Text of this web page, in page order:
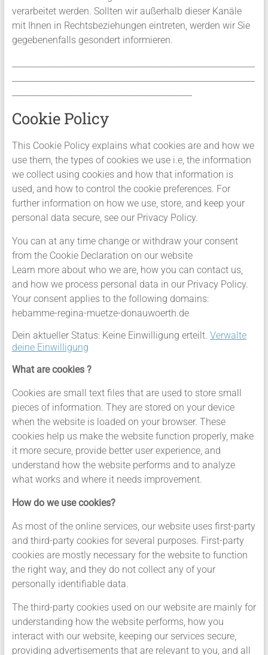
verarbeitet werden. Sollten wir außerhalb dieser Kanäle
mit Ihnen in Rechtsbeziehungen eintreten, werden wir Sie
gegebenenfalls gesondert informieren.
Cookie Policy
This Cookie Policy explains what cookies are and how we
use them, the types of cookies we use i.e, the information
we collect using cookies and how that information is
used, and how to control the cookie preferences. For
further information on how we use, store, and keep your
personal data secure, see our Privacy Policy.
You can at any time change or withdraw your consent
from the Cookie Declaration on our website
Learn more about who we are, how you can contact us,
and how we process personal data in our Privacy Policy.
Your consent applies to the following domains:
hebamme-regina-muetze-donauwoerth.de
Dein aktueller Status: Keine Einwilligung erteilt. Verwalte
deine Einwilligung
What are cookies ?
Cookies are small text files that are used to store small
pieces of information. They are stored on your device
when the website is loaded on your browser. These
cookies help us make the website function properly, make
it more secure, provide better user experience, and
understand how the website performs and to analyze
what works and where it needs improvement.
How do we use cookies?
As most of the online services, our website uses first-party
and third-party cookies for several purposes. First-party
cookies are mostly necessary for the website to function
the right way, and they do not collect any of your
personally identifiable data.
The third-party cookies used on our website are mainly for
understanding how the website performs, how you
interact with our website, keeping our services secure,
providing advertisements that are relevant to you, and all